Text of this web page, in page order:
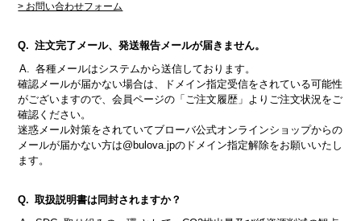
> お問い合わせフォーム
注文完了メール、発送報告メールが届きません。
各種メールはシステムから送信しております。
確認メールが届かない場合は、ドメイン指定受信をされている可能性
がございますので、会員ページの「ご注文履歴」よりご注文状況をご
確認ください。
迷惑メール対策をされていてブローバ公式オンラインショップからの
メールが届かない方は@bulova.jpのドメイン指定解除をお願いいたし
ます。
取扱説明書は同封されますか？